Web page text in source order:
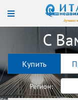
С
Купить
Регион: